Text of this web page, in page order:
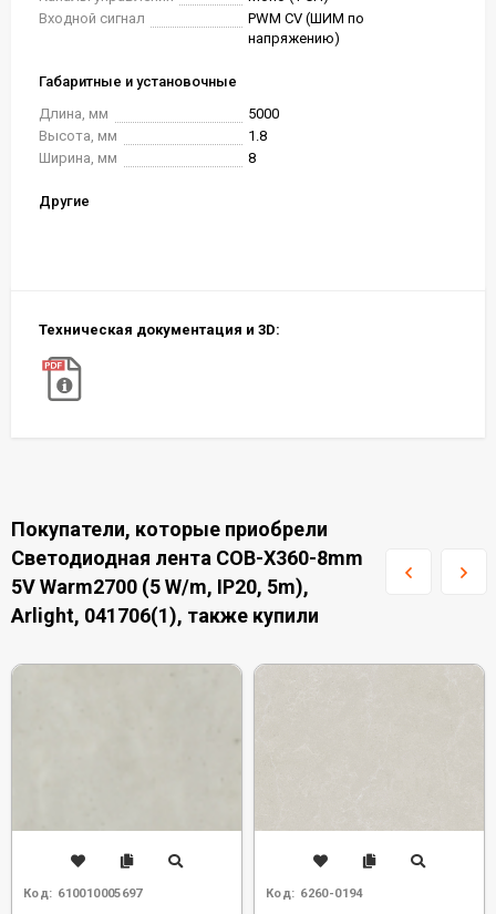
Входной сигнал
PWM СV (ШИМ по
напряжению)
Габаритные и установочные
Длина, мм
5000
Высота, мм
1.8
Ширина, мм
8
Другие
Техническая документация и 3D:
Покупатели, которые приобрели
Светодиодная лента COB-X360-8mm
5V Warm2700 (5 W/m, IP20, 5m),
Arlight, 041706(1), также купили
Код: 610010005697 Код: 6260-0194